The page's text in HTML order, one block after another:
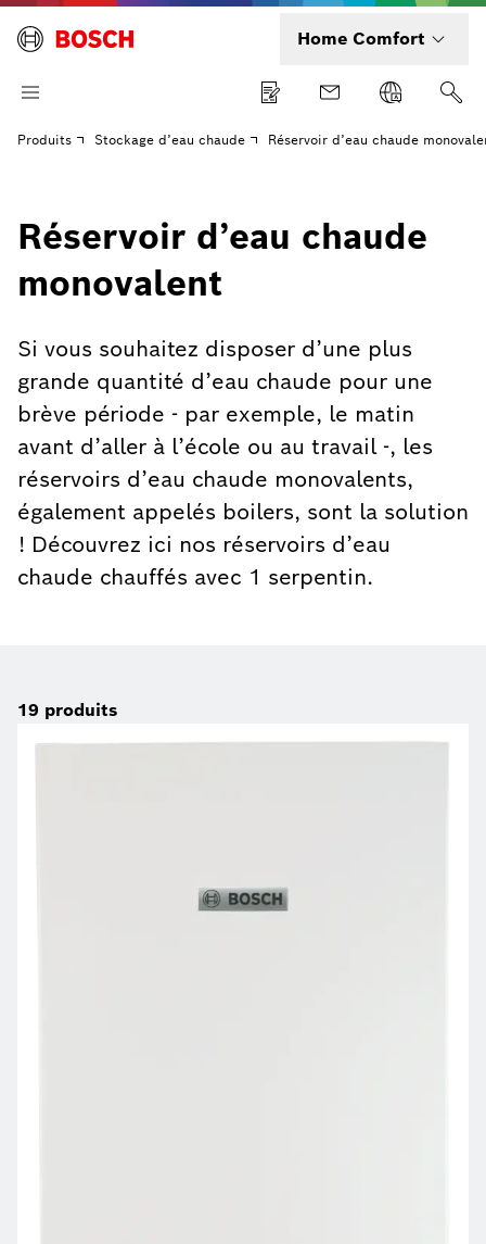
Home Comfort
Produits Stockage d’eau chaude Réservoir d’eau chaude
Réservoir d’eau chaude
monovalent
Si vous souhaitez disposer d’une plus
grande quantité d’eau chaude pour une
brève période - par exemple, le matin
avant d’aller à l’école ou au travail -, les
réservoirs d’eau chaude monovalents,
également appelés boilers, sont la solution
! Découvrez ici nos réservoirs d’eau
chaude chauffés avec 1 serpentin.
19 produits